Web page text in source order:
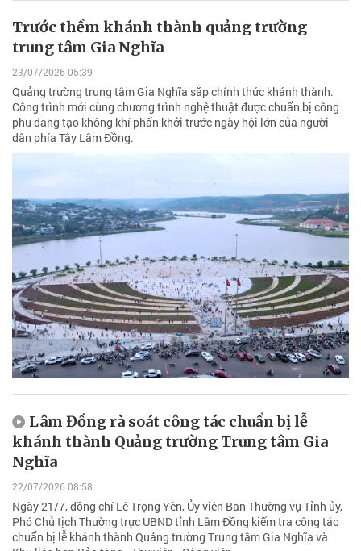
Trước thềm khánh thành quảng trường
trung tâm Gia Nghĩa
23/07/2026 05:39
Quảng trường trung tâm Gia Nghĩa sắp chính thức khánh thành.
Công trình mới cùng chương trình nghệ thuật được chuẩn bị công
phu đang tạo không khí phấn khởi trước ngày hội lớn của người
dân phía Tây Lâm Đồng.
Lâm Đồng rà soát công tác chuẩn bị lễ
khánh thành Quảng trường Trung tâm Gia
Nghĩa
22/07/2026 08:58
Ngày 21/7, đồng chí Lê Trọng Yên, Ủy viên Ban Thường vụ Tỉnh ủy,
Phó Chủ tịch Thường trực UBND tỉnh Lâm Đồng kiểm tra công tác
chuẩn bị lễ khánh thành Quảng trường Trung tâm Gia Nghĩa và